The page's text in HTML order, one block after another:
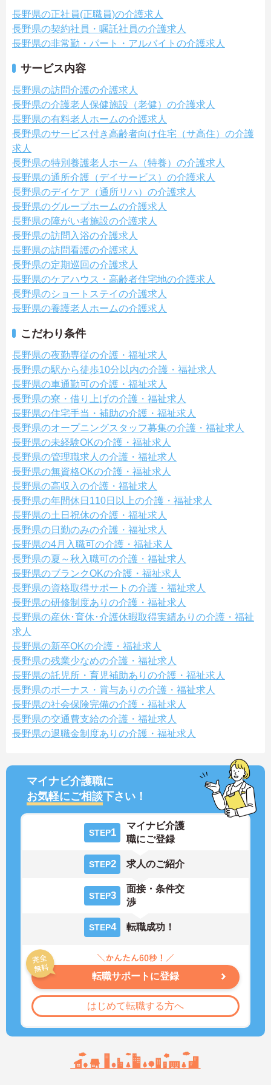
長野県の正社員(正職員)の介護求人
長野県の契約社員・嘱託社員の介護求人
長野県の非常勤・パート・アルバイトの介護求人
サービス内容
長野県の訪問介護の介護求人
長野県の介護老人保健施設（老健）の介護求人
長野県の有料老人ホームの介護求人
長野県のサービス付き高齢者向け住宅（サ高住）の介護
求人
長野県の特別養護老人ホーム（特養）の介護求人
長野県の通所介護（デイサービス）の介護求人
長野県のデイケア（通所リハ）の介護求人
長野県のグループホームの介護求人
長野県の障がい者施設の介護求人
長野県の訪問入浴の介護求人
長野県の訪問看護の介護求人
長野県の定期巡回の介護求人
長野県のケアハウス・高齢者住宅地の介護求人
長野県のショートステイの介護求人
長野県の養護老人ホームの介護求人
こだわり条件
長野県の夜勤専従の介護・福祉求人
長野県の駅から徒歩10分以内の介護・福祉求人
長野県の車通勤可の介護・福祉求人
長野県の寮・借り上げの介護・福祉求人
長野県の住宅手当・補助の介護・福祉求人
長野県のオープニングスタッフ募集の介護・福祉求人
長野県の未経験OKの介護・福祉求人
長野県の管理職求人の介護・福祉求人
長野県の無資格OKの介護・福祉求人
長野県の高収入の介護・福祉求人
長野県の年間休日110日以上の介護・福祉求人
長野県の土日祝休の介護・福祉求人
長野県の日勤のみの介護・福祉求人
長野県の4月入職可の介護・福祉求人
長野県の夏～秋入職可の介護・福祉求人
長野県のブランクOKの介護・福祉求人
長野県の資格取得サポートの介護・福祉求人
長野県の研修制度ありの介護・福祉求人
長野県の産休･育休･介護休暇取得実績ありの介護・福祉
求人
長野県の新卒OKの介護・福祉求人
長野県の残業少なめの介護・福祉求人
長野県の託児所・育児補助ありの介護・福祉求人
長野県のボーナス・賞与ありの介護・福祉求人
長野県の社会保険完備の介護・福祉求人
長野県の交通費支給の介護・福祉求人
長野県の退職金制度ありの介護・福祉求人
マイナビ介護職に
お気軽にご相談下さい！
STEP1
マイナビ介護
職にご登録
STEP2 求人のご紹介
STEP3
面接・条件交
渉
STEP4 転職成功！
転職サポートに登録
はじめて転職する方へ